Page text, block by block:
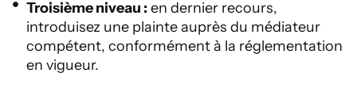
Troisième niveau : en dernier recours,
introduisez une plainte auprès du médiateur
compétent, conformément à la réglementation
en vigueur.